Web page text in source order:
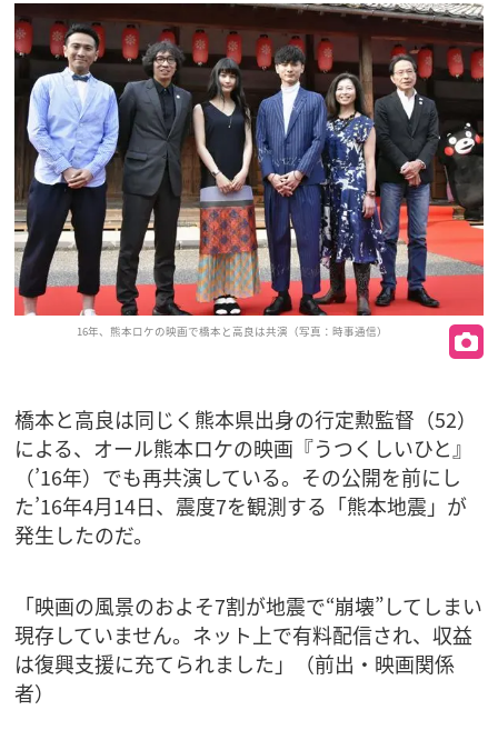
16年、熊本ロケの映画で橋本と高良は共演（写真：時事通信）
橋本と高良は同じく熊本県出身の行定勲監督（52）
による、オール熊本ロケの映画『うつくしいひと』
（’16年）でも再共演している。その公開を前にし
た’16年4月14日、震度7を観測する「熊本地震」が
発生したのだ。
「映画の風景のおよそ7割が地震で“崩壊”してしまい
現存していません。ネット上で有料配信され、収益
は復興支援に充てられました」（前出・映画関係
者）